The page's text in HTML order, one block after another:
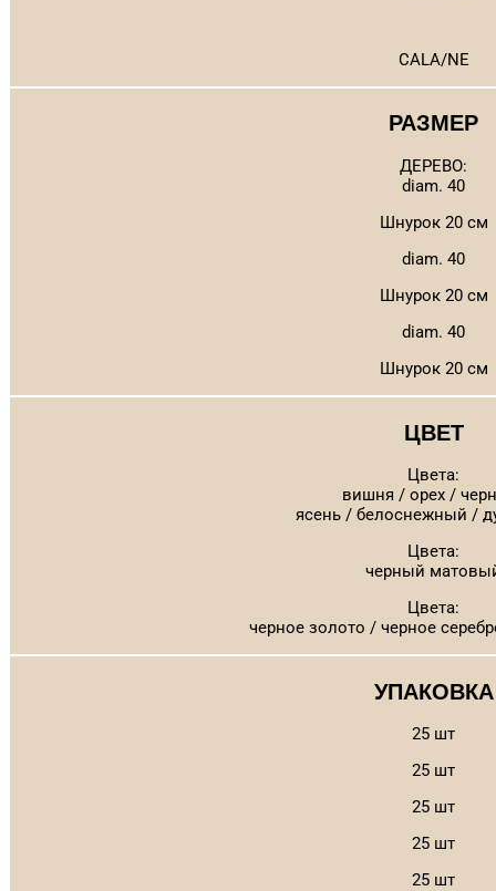
CALA/NE
РАЗМЕР
ДЕРЕВО:
diam. 40
Шнурок 20 см
diam. 40
Шнурок 20 см
diam. 40
Шнурок 20 см
ЦВЕТ
Цвета:
вишня / орех /
ясень / белоснежный /
Цвета:
черный
Цвета:
черное золото / черное
УПАКОВКА
25 шт
25 шт
25 шт
25 шт
25 шт